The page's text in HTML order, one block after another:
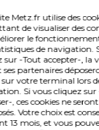
Metz.fr utilise des
de visualiser des
le
de navigation.
sur -Tout accepter-, la
ses partenaires
sur votre terminal lors
Si vous cliquez sur
, ces cookies ne
Votre choix est
13 mois, et vous
Ce nouvel
de service
familiales
d’assurance